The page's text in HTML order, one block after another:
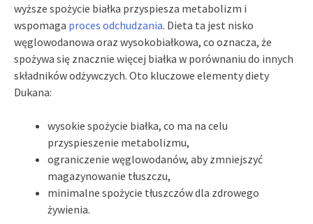
wyższe spożycie białka przyspiesza metabolizm i
wspomaga proces odchudzania. Dieta ta jest nisko
węglowodanowa oraz wysokobiałkowa, co oznacza, że
spożywa się znacznie więcej białka w porównaniu do innych
składników odżywczych. Oto kluczowe elementy diety
Dukana:
wysokie spożycie białka, co ma na celu
przyspieszenie metabolizmu,
ograniczenie węglowodanów, aby zmniejszyć
magazynowanie tłuszczu,
minimalne spożycie tłuszczów dla zdrowego
żywienia.